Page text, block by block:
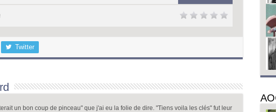
Twitter
un bon coup de pinceau" que j'ai eu la folie de dire. "Tiens voila les clés" fut leur